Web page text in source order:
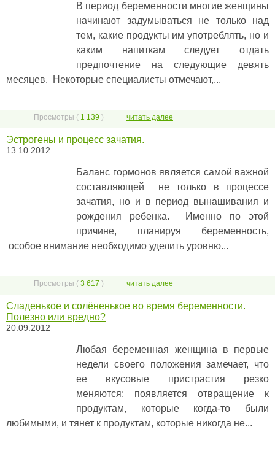
В период беременности многие женщины
начинают задумываться не только над
тем, какие продукты им употреблять, но и
каким напиткам следует отдать
предпочтение на следующие девять
месяцев. Некоторые специалисты отмечают,...
Просмотры ( 1 139 ) читать далее
Эстрогены и процесс зачатия.
13.10.2012
Баланс гормонов является самой важной
составляющей не только в процессе
зачатия, но и в период вынашивания и
рождения ребенка. Именно по этой
причине, планируя беременность,
особое внимание необходимо уделить уровню...
Просмотры ( 3 617 ) читать далее
Сладенькое и солёненькое во время беременности.
Полезно или вредно?
20.09.2012
Любая беременная женщина в первые
недели своего положения замечает, что
ее вкусовые пристрастия резко
меняются: появляется отвращение к
продуктам, которые когда-то были
любимыми, и тянет к продуктам, которые никогда не...